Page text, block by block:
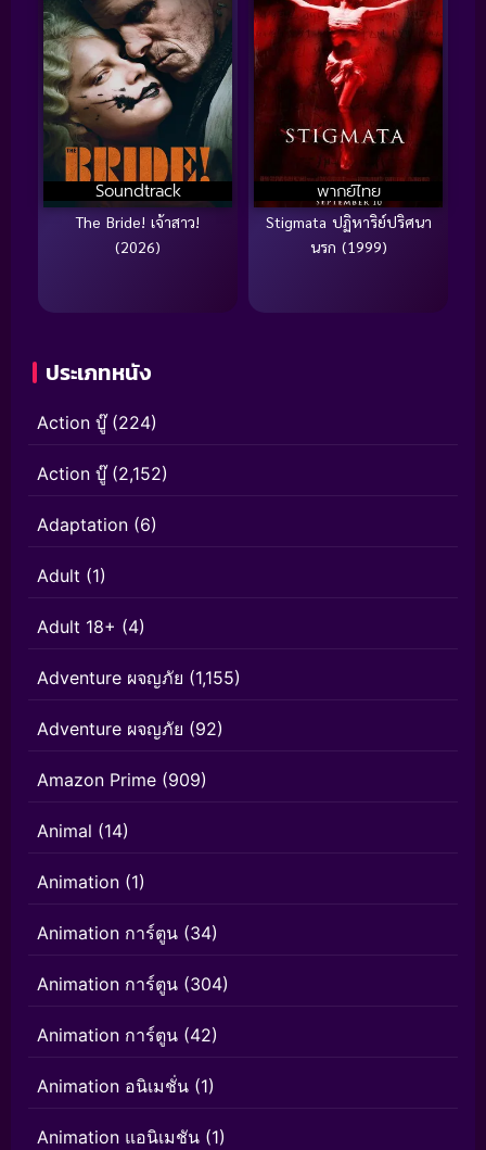
Soundtrack
The Bride! เจ้าสาว!
(2026)
พากย์ไทย
Stigmata ปฏิหาริย์ปริศนา
นรก (1999)
ประเภทหนัง
Action บู๊(224)
Action บู๊(2,152)
Adaptation (6)
Adult (1)
Adult 18+ (4)
Adventure ผจญภัย (1,155)
Adventure ผจญภัย (92)
Amazon Prime (909)
Animal (14)
Animation (1)
Animation การ์ตูน (34)
Animation การ์ตูน (304)
Animation การ์ตูน (42)
Animation อนิเมชั่น (1)
Animation แอนิเมชัน (1)